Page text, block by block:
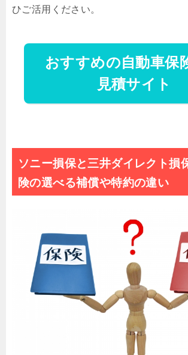
ひご活用ください。
おすすめの自動車保
見積サイト
ソニー損保と三井ダイレクト損
険の選べる補償や特約の違い